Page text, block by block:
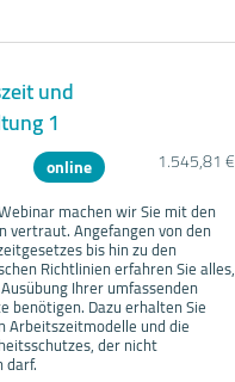
und
1
online 1.545,81 €
machen wir Sie mit den
vertraut. Angefangen von den
bis hin zu den
Richtlinien erfahren Sie alles,
Ihrer umfassenden
benötigen. Dazu erhalten Sie
Arbeitszeitmodelle und die
der nicht
darf.